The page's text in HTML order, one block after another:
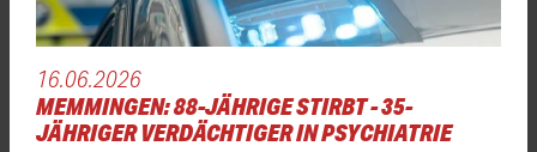
16.06.2026
MEMMINGEN: 88-JÄHRIGE STIRBT - 35-
JÄHRIGER VERDÄCHTIGER IN PSYCHIATRIE